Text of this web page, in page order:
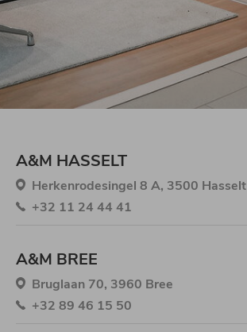
A&M HASSELT
Herkenrodesingel 8 A, 3500 Hasselt
+32 11 24 44 41
A&M BREE
Bruglaan 70, 3960 Bree
+32 89 46 15 50